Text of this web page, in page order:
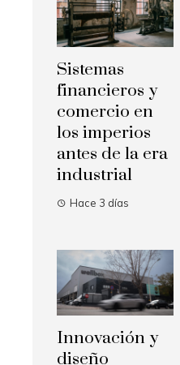
Sistemas
financieros y
comercio en
los imperios
antes de la era
industrial
Hace 3 días
Innovación y
diseño